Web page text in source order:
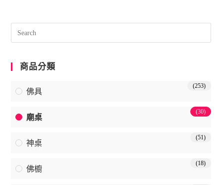
商品分類
佛具
(253)
廟桌
(30)
神桌
(51)
佛櫥
(18)